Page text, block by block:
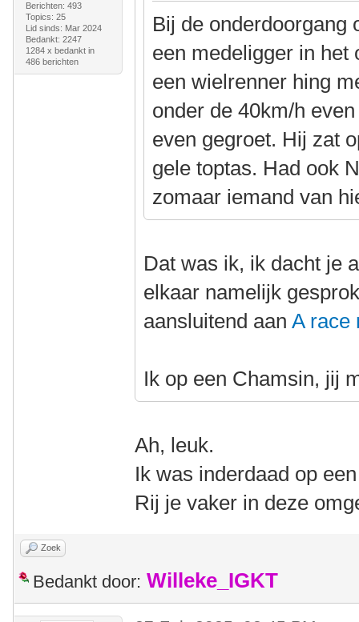
Berichten: 493
Topics: 25
Lid sinds: Mar 2024
Bedankt: 2247
1284 x bedankt in
486 berichten
Bij de onderdoorgang
een medeligger in het
een wielrenner hing
onder de 40km/h
even gegroet. Hij zat
gele toptas. Had ook
zomaar iemand van
Dat was ik, ik dacht je
elkaar namelijk
aansluitend aanA
Ik op een Chamsin, jij
Ah, leuk.
Ik was inderdaad op
Rij je vaker in deze
Zoek
Bedankt door: Willeke_IGKT